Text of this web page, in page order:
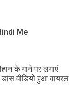
Me
के गाने पर लगाएं
वीडियो हुआ वायरल